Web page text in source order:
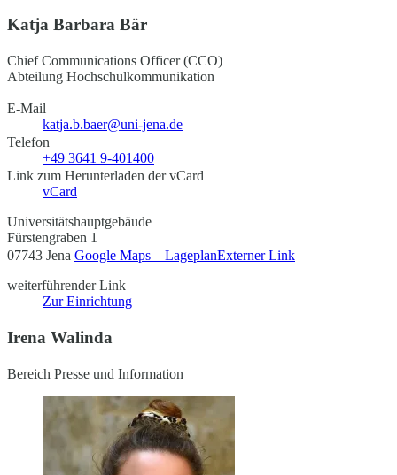
Katja Barbara Bär
Chief Communications Officer (CCO)
Abteilung Hochschulkommunikation
E-Mail
katja.b.baer@uni-jena.de
Telefon
+49 3641 9-401400
Link zum Herunterladen der vCard
vCard
Universitätshauptgebäude
Fürstengraben 1
07743 Jena Google Maps – LageplanExterner Link
weiterführender Link
Zur Einrichtung
Irena Walinda
Bereich Presse und Information